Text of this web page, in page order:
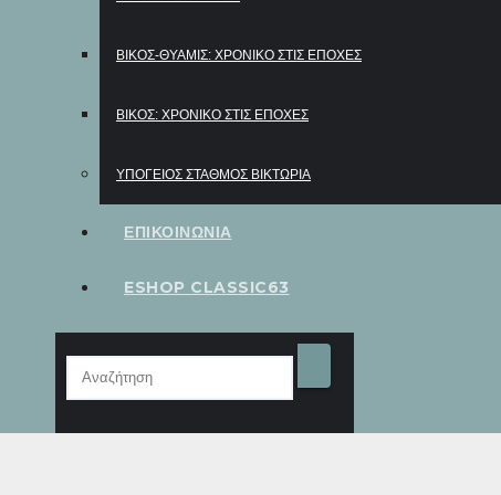
ΒΊΚΟΣ-ΘΎΑΜΙΣ: ΧΡΟΝΙΚΌ ΣΤΙΣ ΕΠΟΧΈΣ
ΒΊΚΟΣ: ΧΡΟΝΙΚΌ ΣΤΙΣ ΕΠΟΧΈΣ
ΥΠΟΓΕΙΟΣ ΣΤΑΘΜΟΣ ΒΙΚΤΩΡΙΑ
ΕΠΙΚΟΙΝΩΝΙΑ
ESHOP CLASSIC63